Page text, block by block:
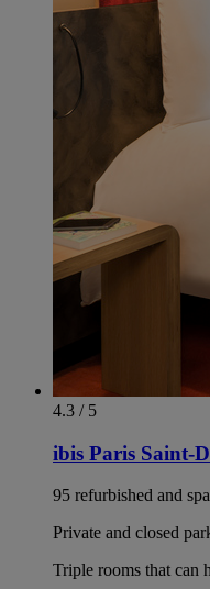
4.3 / 5
ibis Paris Saint-
95 refurbished and
Private and closed
Triple rooms that can